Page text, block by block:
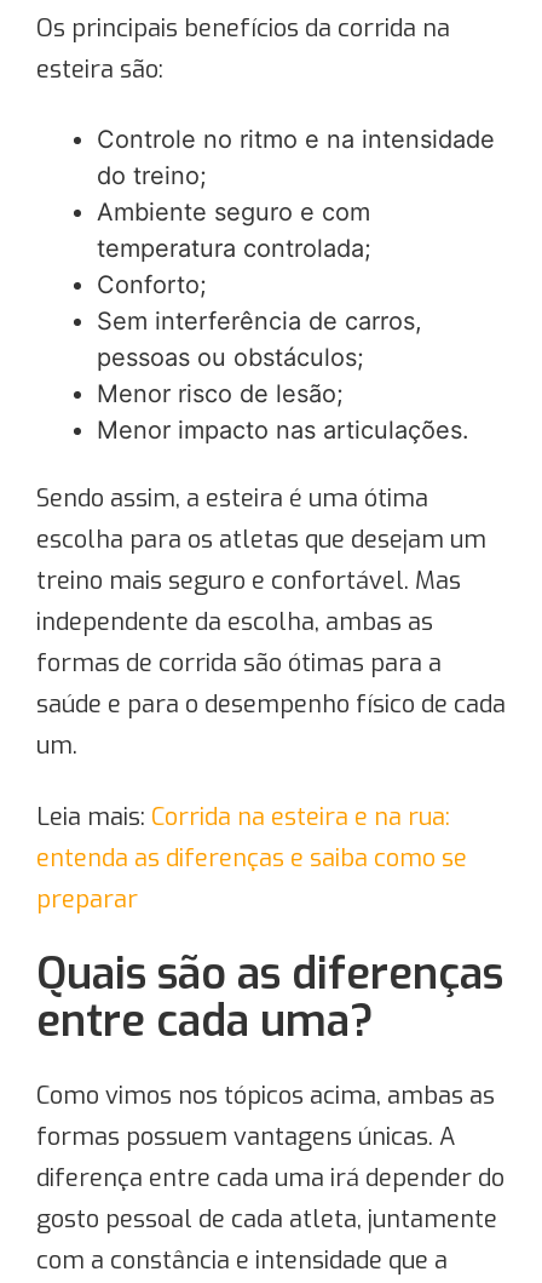
Os principais benefícios da corrida na
esteira são:
Controle no ritmo e na intensidade
do treino;
Ambiente seguro e com
temperatura controlada;
Conforto;
Sem interferência de carros,
pessoas ou obstáculos;
Menor risco de lesão;
Menor impacto nas articulações.
Sendo assim, a esteira é uma ótima
escolha para os atletas que desejam um
treino mais seguro e confortável. Mas
independente da escolha, ambas as
formas de corrida são ótimas para a
saúde e para o desempenho físico de cada
um.
Leia mais: Corrida na esteira e na rua:
entenda as diferenças e saiba como se
preparar
Quais são as diferenças
entre cada uma?
Como vimos nos tópicos acima, ambas as
formas possuem vantagens únicas. A
diferença entre cada uma irá depender do
gosto pessoal de cada atleta, juntamente
com a constância e intensidade que a